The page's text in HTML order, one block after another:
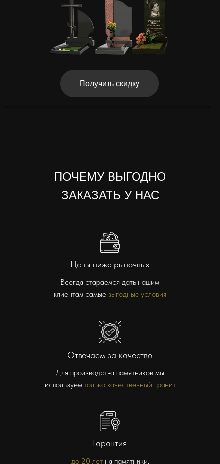
Получить скидку
ПОЧЕМУ ВЫГОДНО
ЗАКАЗАТЬ У НАС
Гарантия
Отвечаем за качество
до 20 летна памятники.
Для производства памятников мы
используем только качественный гранит
Всегда стараемся дать нашим
клиентам самые выгодные условия
Цены ниже рыночных